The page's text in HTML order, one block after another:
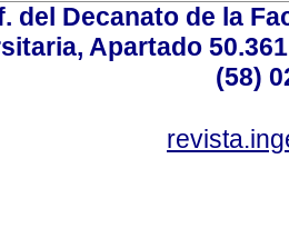
del Decanato de la
Apartado
(58)